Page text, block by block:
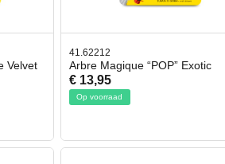
Velvet
41.62212
Arbre Magique “POP” Exotic
€ 13,95
Op voorraad